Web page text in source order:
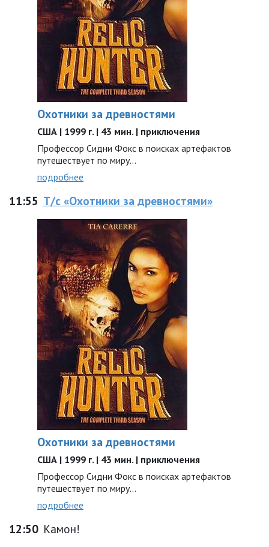
Охотники за древностями
США | 1999 г. | 43 мин. | приключения
Профессор Сидни Фокс в поисках артефактов
путешествует по миру...
подробнее
11:55 Т/с «Охотники за древностями»
Охотники за древностями
США | 1999 г. | 43 мин. | приключения
Профессор Сидни Фокс в поисках артефактов
путешествует по миру...
подробнее
12:50 Камон!